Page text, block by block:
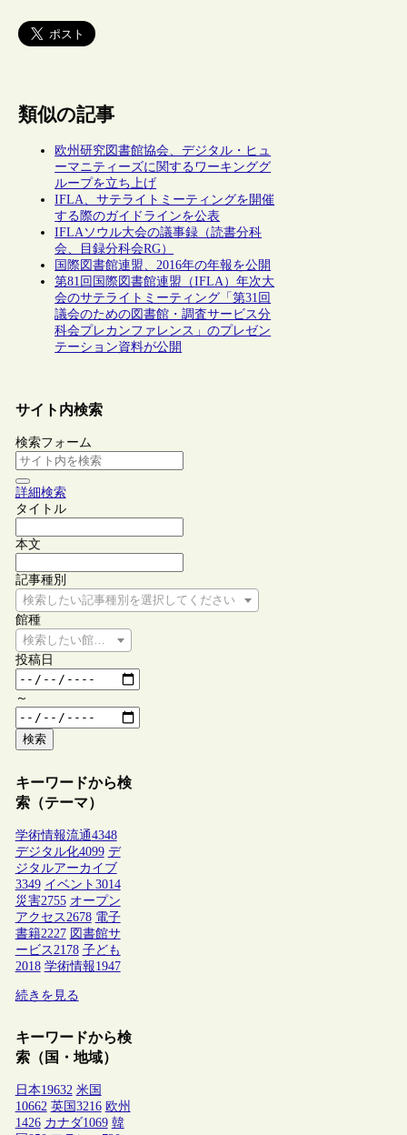
類似の記事
欧州研究図書館協会、デジタル・ヒュ
ーマニティーズに関するワーキンググ
ループを立ち上げ
IFLA、サテライトミーティングを開催
する際のガイドラインを公表
IFLAソウル大会の議事録（読書分科
会、目録分科会RG）
国際図書館連盟、2016年の年報を公開
第81回国際図書館連盟（IFLA）年次大
会のサテライトミーティング「第31回
議会のための図書館・調査サービス分
科会プレカンファレンス」のプレゼン
テーション資料が公開
サイト内検索
検索フォーム
詳細検索
タイトル
本文
記事種別
検索したい記事種別を選択してください
館種
検索したい館種を選択してください
投稿日
～
検索
キーワードから検
索（テーマ）
学術情報流通4348
デジタル化4099 デ
ジタルアーカイブ
3349 イベント 3014
災害2755 オープン
アクセス2678 電子
書籍2227 図書館サ
ービス2178 子ども
2018 学術情報1947
続きを見る
キーワードから検
索（国・地域）
日本19632 米国
10662 英国 3216 欧州
1426 カナダ1069 韓